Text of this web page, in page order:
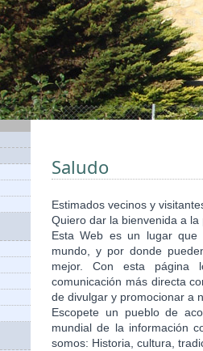
Saludo
Estimados vecinos y
Quiero dar la bienvenida a
Esta Web es un lugar
mundo, y por donde
mejor. Con esta página
comunicación más directa
de divulgar y promocionar a
Escopete un pueblo de
mundial de la información
somos: Historia, cultura,